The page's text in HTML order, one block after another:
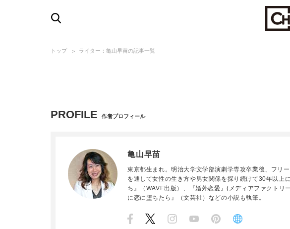
トップ ライター：亀山早苗の記事一覧
PROFILE 作者プロフィール
亀山早苗
東京都生まれ。明治大学文学部演劇学専攻卒業後、フリ
を通して女性の生き方や男女関係を探り続けて30年以上
ち』（WAVE出版）、『婚外恋愛』(メディアファクトリ
に恋に堕ちたら』（文芸社）などの小説も執筆。